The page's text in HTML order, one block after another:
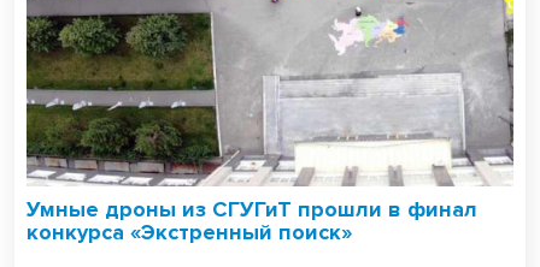
Умные дроны из СГУГиТ прошли в финал
конкурса «Экстренный поиск»